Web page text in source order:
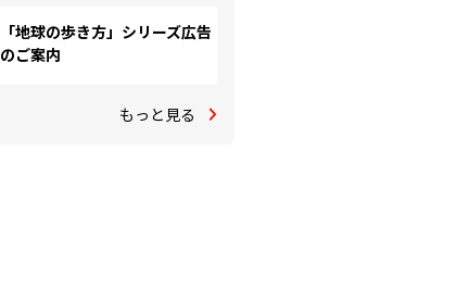
「地球の歩き方」シリーズ広告
のご案内
もっと見る